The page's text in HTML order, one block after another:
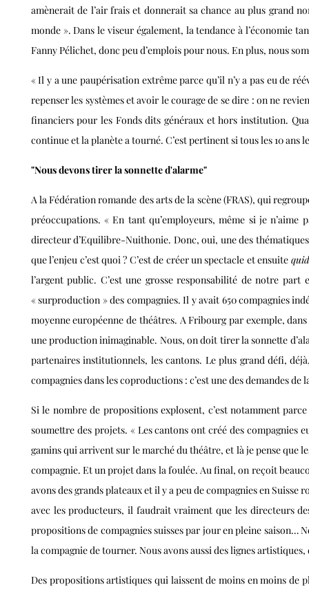
amènerait de l’air frais et donnerait sa chance au plus grand
monde ». Dans le viseur également, la tendance à l’économie
Fanny Pélichet, donc peu d’emplois pour nous. En plus, nous
« Il y a une paupérisation extrême parce qu’il n’y a pas eu de
repenser les systèmes et avoir le courage de se dire : on ne
financiers pour les Fonds dits généraux et hors institution.
continue et la planète a tourné. C’est pertinent si tous les 10 ans
"Nous devons tirer la sonnette d'alarme"
A la Fédération romande des arts de la scène (FRAS), qui
préoccupations. « En tant qu’employeurs, même si je
directeur d’Equilibre-Nuithonie. Donc, oui, une des
que l’enjeu c’est quoi ? C’est de créer un spectacle et ensuite quid
l’argent public. C’est une grosse responsabilité de notre
« surproduction » des compagnies. Il y avait 650 compagnies
moyenne européenne de théâtres. A Fribourg par exemple,
une production inimaginable. Nous, on doit tirer la sonnette
partenaires institutionnels, les cantons. Le plus grand défi,
compagnies dans les coproductions : c’est une des demandes de
Si le nombre de propositions explosent, c’est notamment
soumettre des projets. « Les cantons ont créé des
gamins qui arrivent sur le marché du théâtre, et là je pense que
compagnie. Et un projet dans la foulée. Au final, on reçoit
avons des grands plateaux et il y a peu de compagnies en
avec les producteurs, il faudrait vraiment que les directeurs
propositions de compagnies suisses par jour en pleine saison…
la compagnie de tourner. Nous avons aussi des lignes
Des propositions artistiques qui laissent de moins en moins de